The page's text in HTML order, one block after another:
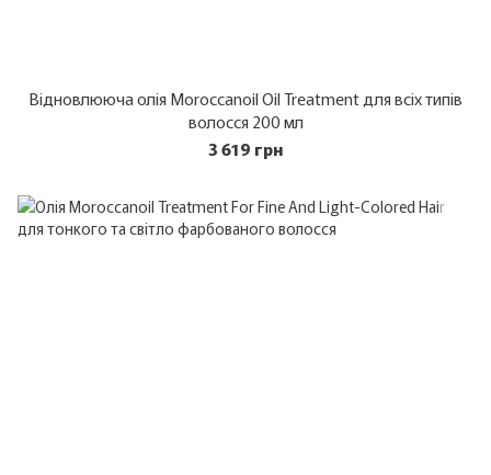
Відновлююча олія Moroccanoil Oil Treatment для всіх типів
волосся 200 мл
3 619 грн